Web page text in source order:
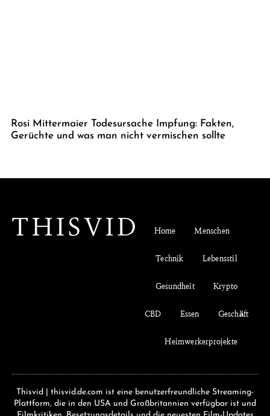
Rosi Mittermaier Todesursache Impfung: Fakten,
Gerüchte und was man nicht vermischen sollte
Home Menschen
Technik Lebensstil
Gesundheit Krypto
CBD Essen Geschäft
Heimwerkerprojekte
Thisvid | thisvid.de.com ist eine benutzerfreundliche Streaming-
Plattform, die in den USA und Großbritannien verfügbar ist und